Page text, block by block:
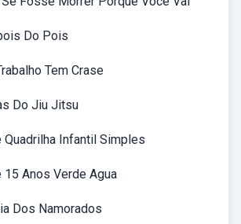
Do Pois
Tem Crase
Do Jiu Jitsu
Infantil Simples
Anos Verde Agua
Dos Namorados